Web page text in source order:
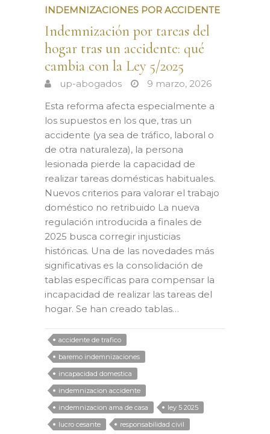
INDEMNIZACIONES POR ACCIDENTE
Indemnización por tareas del
hogar tras un accidente: qué
cambia con la Ley 5/2025
up-abogados
9 marzo, 2026
Esta reforma afecta especialmente a
los supuestos en los que, tras un
accidente (ya sea de tráfico, laboral o
de otra naturaleza), la persona
lesionada pierde la capacidad de
realizar tareas domésticas habituales.
Nuevos criterios para valorar el trabajo
doméstico no retribuido La nueva
regulación introducida a finales de
2025 busca corregir injusticias
históricas. Una de las novedades más
significativas es la consolidación de
tablas específicas para compensar la
incapacidad de realizar las tareas del
hogar. Se han creado tablas…
accidente de trafico
baremo indemnizaciones
incapacidad domestica
indemnizacion accidente
indemnizacion ama de casa
ley 5 2025
lucro cesante
responsabilidad civil